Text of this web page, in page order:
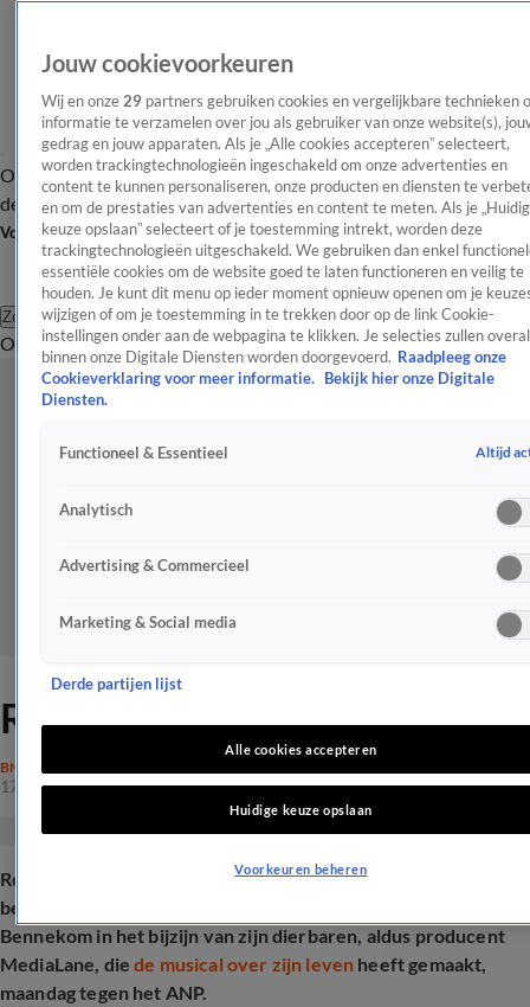
OverzichtAfleveringen Entertainment TV Algemeen
Tip
de redactieNieuwsbrief
Volg Shownieuws
Zoeken
OverzichtEntertainmentSpraakmakendRealityCrimeVideo's
Rob de Nijs overleden (82)
BN'ERS
17 mrt 2025, 14:03
Rob de Nijs is zondag overleden(zie video). Dit is maandag
bekendgemaakt op Instagram. Hij overleed in zijn woning in
Bennekom in het bijzijn van zijn dierbaren, aldus producent
MediaLane, diede musical over zijn leven heeft gemaakt,
maandag tegen het ANP.
Jouw cookievoorkeuren
Wij en onze 29 partners gebruiken cookies en vergelijkbare technieken
informatie te verzamelen over jou als gebruiker van onze website(s),
gedrag en jouw apparaten. Als je „Alle cookies accepteren” selecteert,
worden trackingtechnologieën ingeschakeld om onze advertenties en
content te kunnen personaliseren, onze producten en diensten te
en om de prestaties van advertenties en content te meten. Als je
keuze opslaan” selecteert of je toestemming intrekt, worden deze
trackingtechnologieën uitgeschakeld. We gebruiken dan enkel
essentiële cookies om de website goed te laten functioneren en veilig te
houden. Je kunt dit menu op ieder moment opnieuw openen om je
wijzigen of om je toestemming in te trekken door op de link Cookie-
instellingen onder aan de webpagina te klikken. Je selecties zullen overal
binnen onze Digitale Diensten worden doorgevoerd. Raadpleeg onze
Cookieverklaring voor meer informatie.
Bekijk hier onze Digitale
Diensten.
Functioneel & Essentieel Altijd
Analytisch
Advertising & Commercieel
Marketing & Social media
Derde partijen lijst
Alle cookies accepteren
Huidige keuze opslaan
Voorkeuren beheren